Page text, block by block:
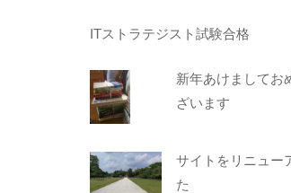
ITストラテジスト試験合格
新年あけましてお
ざいます
サイトをリニュー
た